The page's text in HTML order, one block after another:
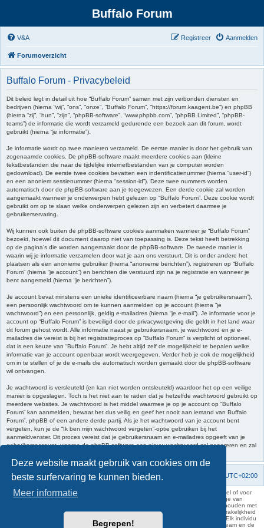
Deze website maakt gebruik van cookies om de
beste surfervaring te kunnen bieden.
Meer informatie
Begrepen!
Buffalo Forum
V&A Aanmelden
Registreer
Forumoverzicht
Buffalo Forum - Privacybeleid
Dit beleid legt in detail uit hoe “Buffalo Forum” samen met zijn verbonden diensten en
bedrijven (hierna “wij”, “ons”, “onze”, “Buffalo Forum”, “https://forum.kaagent.be”) en phpBB
(hierna “zij”, “hun”, “zijn”, “phpBB-software”, “www.phpbb.com”, “phpBB Limited”, “phpBB-
teams”) de informatie die wordt verzameld gedurende een bezoek aan dit forum, wordt
gebruikt (hierna “je informatie”).
Je informatie wordt op twee manieren verzameld. De eerste manier is door het gebruik van
zogenaamde cookies. De phpBB-software maakt meerdere cookies aan (kleine
tekstbestanden die naar de tijdelijke internetbestanden van je computer worden
gedownload). De eerste twee cookies bevatten een indentificatienummer (hierna “user-id”)
en een anoniem sessienummer (hierna “session-id”). Deze twee nummers worden
automatisch door de phpBB-software aan je toegewezen. Een derde cookie zal worden
aangemaakt wanneer je onderwerpen hebt gelezen op “Buffalo Forum”. Deze cookie wordt
gebruikt om op te slaan welke onderwerpen gelezen zijn en verbetert daarmee je
gebruikerservaring.
Wij kunnen ook buiten de phpBB-software cookies aanmaken wanneer je “Buffalo Forum”
bezoekt, hoewel dit document daarop niet van toepassing is. Deze tekst heeft betrekking
op de pagina’s die worden aangemaakt door de phpBB-software. De tweede manier is
waarin wij je informatie verzamelen door wat je aan ons verstuurt. Dit is onder andere het
plaatsen als een anonieme gebruiker (hierna “anonieme berichten”), registreren op “Buffalo
Forum” (hierna “je account”) en berichten die verstuurd zijn na je registratie en wanneer je
bent aangemeld (hierna “je berichten”).
Je account bevat minstens een unieke identificeerbare naam (hierna “je gebruikersnaam”),
een persoonlijk wachtwoord om te kunnen aanmelden op je account (hierna “je
wachtwoord”) en een persoonlijk, geldig e-mailadres (hierna “je e-mail”). Je informatie voor je
account op “Buffalo Forum” is beveiligd door de privacywetgeving die geldt in het land waar
dit forum gehost wordt. Alle informatie naast je gebruikersnaam, je wachtwoord en je e-
mailadres die vereist is bij het registratieproces op “Buffalo Forum” is verplicht of optioneel,
dat is een keuze van “Buffalo Forum”. Je hebt altijd zelf de mogelijkheid te bepalen welke
informatie van je account openbaar wordt weergegeven. Verder heb je ook de mogelijkheid
om in te stellen of je de e-mails die automatisch worden gemaakt door de phpBB-software
wil ontvangen.
Je wachtwoord is versleuteld (en kan niet worden ontsleuteld) waardoor het op een veilige
manier is opgeslagen. Toch is het niet aan te raden dat je hetzelfde wachtwoord gebruikt op
meerdere websites. Je wachtwoord is het middel waarmee je op je account op “Buffalo
Forum” kan aanmelden, bewaar het dus veilig en geef het nooit aan iemand van Buffalo
Forum”, phpBB of een andere derde partij. Als je het wachtwoord van je account bent
vergeten, kun je de “Ik ben mijn wachtwoord vergeten”-optie gebruiken bij het
aanmeldvenster. Dit proces vereist dat je gebruikersnaam en e-mailadres opgeeft van je
gebruikersaccount, waarna de phpBB-software een nieuw wachtwoord zal genereren en zal
Forumoverzicht UTC+02:00
Verwijder cookies
Contact
KAA Gent kan nooit aansprakelijk worden gesteld voor om het even welk nadeel of voor
schade, zowel moreel als materieel, die toegebracht kan worden ten gevolge van
feitelijkheden en daden van derden die rechtstreeks of onrechtstreeks verband houden met
de gegevens vermeld op de website van KAA Gent. Deze ontheffing van aansprakelijkheid
geldt inzonderheid voor het forum, waarvan KAA Gent zich volledig distantieert. Elk individu
is dus verantwoordelijk voor zijn uitlatingen op het Buffalo Forum. Ook het webteam en de